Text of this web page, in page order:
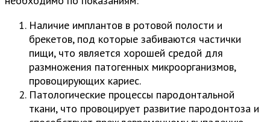
Наличие имплантов в ротовой полости и
брекетов, под которые забиваются частички
пищи, что является хорошей средой для
размножения патогенных микроорганизмов,
провоцирующих кариес.
Патологические процессы пародонтальной
ткани, что провоцирует развитие пародонтоза и